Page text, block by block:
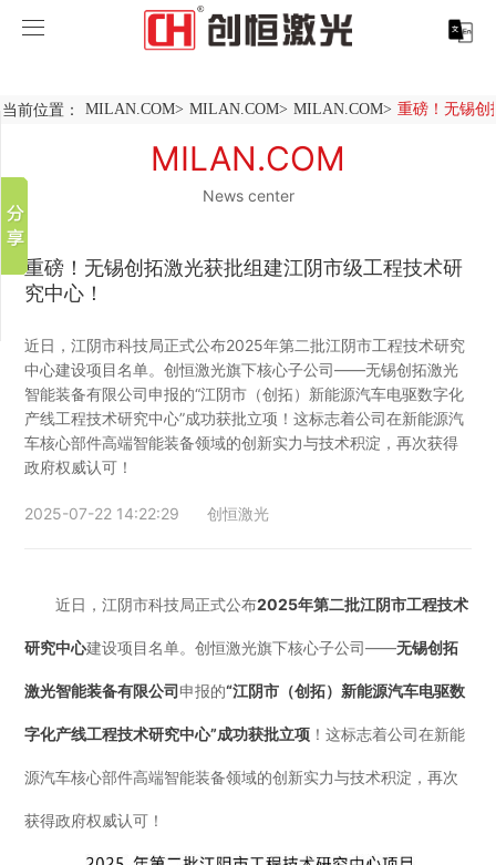
MILAN.COM
MILAN.COM-米兰（中国）
光纤激光打标机
CO2激光打标机
在线飞行激光打标机
激光切割系列
大幅激光切割机
管材激光切割机
创恒激光CX-CE-1500手持焊接机_激光焊接机
创恒激光机械手臂激光焊接机
新能源电机定转子铁芯激光焊接机
创恒激光阀芯焊接工作站
新能源汽车零配件激光焊接机
激光智能生产线
新能源电机定子铁芯激光焊接产线
激光清洗系列
激光加工服务
行业解决方案
轨道交通行业激光智能加工解决方案
水泵风机行业
厨具五金行业
包装赋码及标机
模具制造行业中激光加工设备解决方案
创客说
服务支持
走进创恒
科技创恒
加入创恒
MILAN.COM
MILAN.COM
展会活动
MILAN.COM-米兰（中国）
底部导航
当前位置： MILAN.COM> MILAN.COM> MILAN.COM> 重磅！无锡创
MILAN.COM
News center
重磅！无锡创拓激光获批组建江阴市级工程技术研
究中心！
近日，江阴市科技局正式公布2025年第二批江阴市工程技术研究
中心建设项目名单。创恒激光旗下核心子公司——无锡创拓激光
智能装备有限公司申报的“江阴市（创拓）新能源汽车电驱数字化
产线工程技术研究中心”成功获批立项！这标志着公司在新能源汽
车核心部件高端智能装备领域的创新实力与技术积淀，再次获得
政府权威认可！
2025-07-22 14:22:29 创恒激光
近日，江阴市科技局正式公布2025年第二批江阴市工程技术
研究中心建设项目名单。创恒激光旗下核心子公司——无锡创拓
激光智能装备有限公司申报的“江阴市（创拓）新能源汽车电驱数
字化产线工程技术研究中心”成功获批立项 ！这标志着公司在新能
源汽车核心部件高端智能装备领域的创新实力与技术积淀，再次
获得政府权威认可！
豆瓣
QQ好友